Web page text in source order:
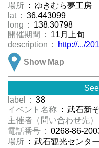
場所 : ゆきむら夢工房
lat : 36.443099
long : 138.30798
開催期間
: 11月上旬
description :
http://.../
Show Map
label
: 38
イベント名称 : 武石新
主催者（問い合わせ先）
電話番号 : 0268-86-
場所 : 武石観光センター